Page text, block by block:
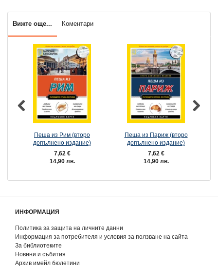
Вижте още... Коментари
Пеша из Рим (второ
допълнено издание)
7,62 €
14,90 лв.
Пеша из Париж (второ
допълнено издание)
7,62 €
14,90 лв.
ИНФОРМАЦИЯ
Политика за защита на личните данни
Информация за потребителя и условия за ползване на сайта
За библиотеките
Новини и събития
Архив имейл бюлетини